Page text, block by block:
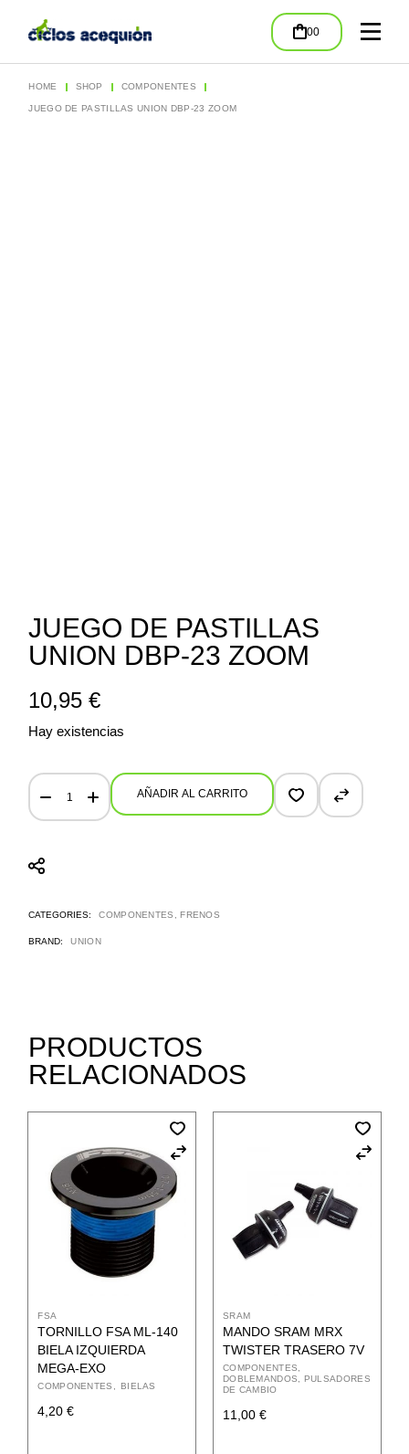
00
HOME SHOP COMPONENTES
JUEGO DE PASTILLAS UNION DBP-23 ZOOM
JUEGO DE PASTILLAS
UNION DBP-23 ZOOM
10,95€
Hay existencias
Juego de pastillas Union DBP-23 Zoom quantity
AÑADIR AL CARRITO
CATEGORIES: COMPONENTES , FRENOS
BRAND: UNION
PRODUCTOS
RELACIONADOS
FSA
TORNILLO FSA ML-140
BIELA IZQUIERDA
MEGA-EXO
COMPONENTES BIELAS
4,20€
SRAM
MANDO SRAM MRX
TWISTER TRASERO 7V
COMPONENTES
DOBLEMANDOS, PULSADORES
DE CAMBIO
11,00 €